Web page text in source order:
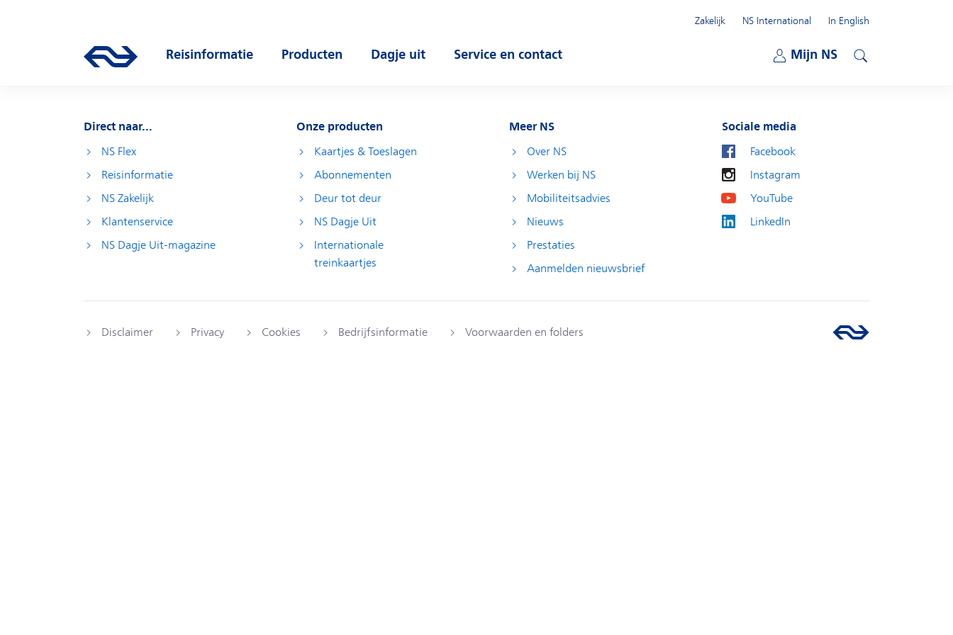
Ga naar de homepage van ns.nl
Reisinformatie
Producten
Dagje uit
Service en contact
Mijn NS
Zakelijk
NS International
In English
Direct naar...
NS Flex
Reisinformatie
NS Zakelijk
Klantenservice
NS Dagje Uit-magazine
Onze producten
Kaartjes & Toeslagen
Abonnementen
Deur tot deur
NS Dagje Uit
Internationale
treinkaartjes
Meer NS
Over NS
Werken bij NS
Mobiliteitsadvies
Nieuws
Prestaties
Aanmelden nieuwsbrief
Sociale media
Facebook
Instagram
YouTube
LinkedIn
Disclaimer Privacy Cookies Bedrijfsinformatie Voorwaarden en folders